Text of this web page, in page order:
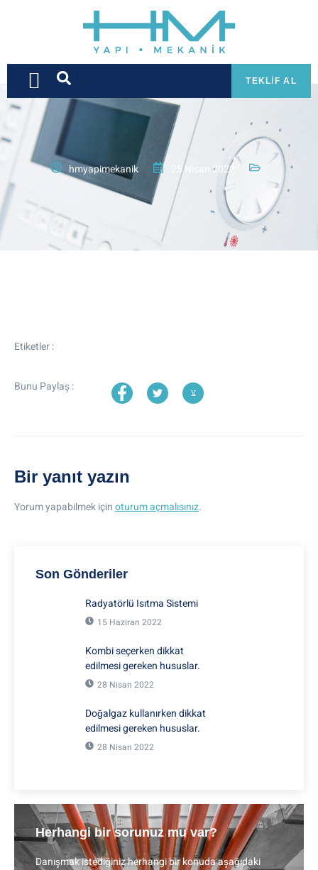
TEKLIF AL
hmyapimekanik 25 Nisan 2022
Etiketler :
Bunu Paylaş :
Bir yanıt yazın
Yorum yapabilmek içinoturum açmalısınız.
Son Gönderiler
Radyatörlü Isıtma Sistemi
15 Haziran 2022
Kombi seçerken dikkat
edilmesi gereken hususlar.
28 Nisan 2022
Doğalgaz kullanırken dikkat
edilmesi gereken hususlar.
28 Nisan 2022
Herhangi bir sorunuz mu var?
Danışmak istediğiniz herhangi bir konuda aşağıdaki